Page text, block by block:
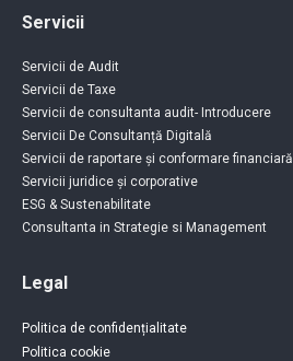
Servicii
Servicii de Audit
Servicii de Taxe
Servicii de consultanta audit- Introducere
Servicii De Consultanță Digitală
Servicii de raportare și conformare financiară
Servicii juridice și corporative
ESG & Sustenabilitate
Consultanta in Strategie si Management
Legal
Politica de confidențialitate
Politica cookie